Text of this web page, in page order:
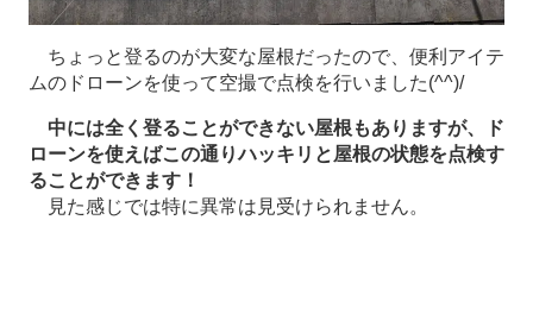
ちょっと登るのが大変な屋根だったので、便利アイテ
ムのドローンを使って空撮で点検を行いました(^^)/
中には全く登ることができない屋根もありますが、ド
ローンを使えばこの通りハッキリと屋根の状態を点検す
ることができます！
見た感じでは特に異常は見受けられません。